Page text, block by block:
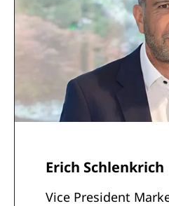
Erich Schlenkrich
Vice President